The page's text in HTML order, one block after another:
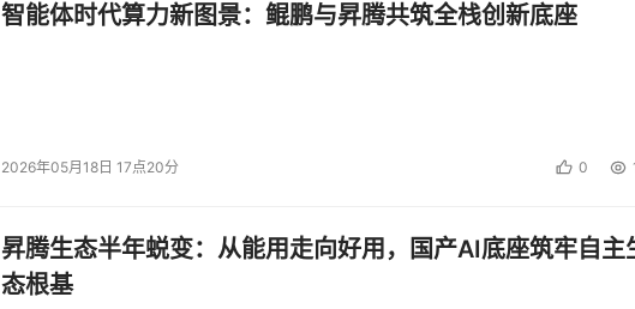
智能体时代算力新图景：鲲鹏与昇腾共筑全栈创新底座
2026年05月18日 17点20分 0
昇腾生态半年蜕变：从能用走向好用，国产AI底座筑牢自主
态根基